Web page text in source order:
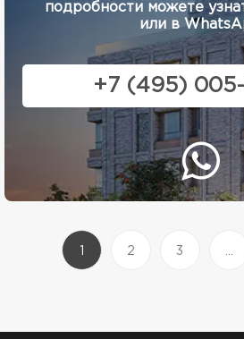
подробности можете
или в
+7 (495)
(current)
2 3